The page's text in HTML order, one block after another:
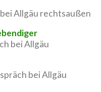
Allgäu rechtsaußen
bei Allgäu
bei Allgäu